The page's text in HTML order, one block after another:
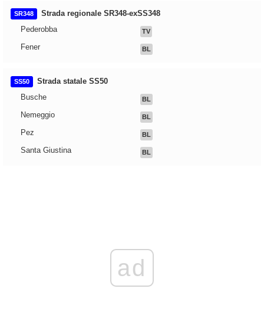
SR348
Strada regionale SR348-exSS348
Pederobba
TV
Fener BL
SS50
Strada statale SS50
Busche
BL
Nemeggio BL
Pez BL
Santa Giustina BL
ad